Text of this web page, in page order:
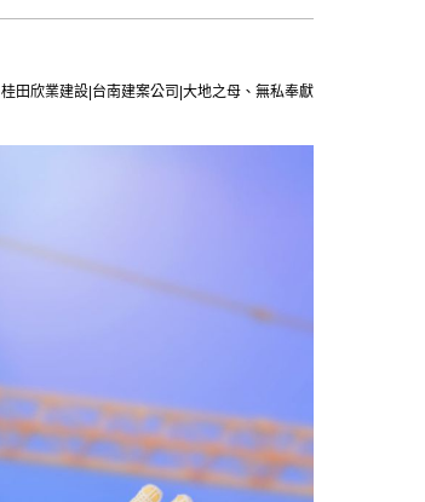
桂田欣業建設|台南建案公司|大地之母、無私奉獻